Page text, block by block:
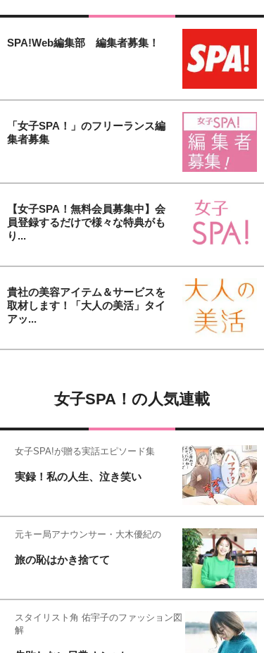
SPA!Web編集部 編集者募集！
「女子SPA！」のフリーランス編
集者募集
【女子SPA！無料会員募集中】会
員登録するだけで様々な特典がも
り...
貴社の美容アイテム＆サービスを
取材します！「大人の美活」タイ
アッ...
女子SPA！の人気連載
女子SPA!が贈る実話エピソード集
実録！私の人生、泣き笑い
元キー局アナウンサー・大木優紀の
旅の恥はかき捨てて
スタイリスト角 佑宇子のファッション図
解